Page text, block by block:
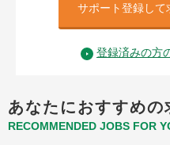
サポート登録して
登録済みの方
あなたにおすすめの
RECOMMENDED JOBS FOR